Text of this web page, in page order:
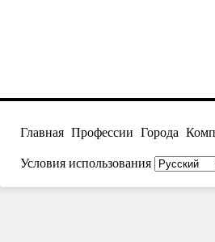
Главная Профессии Города
Условия использования